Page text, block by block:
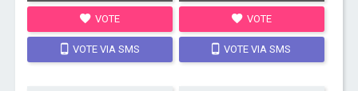
VOTE
VOTE VIA SMS
VOTE
VOTE VIA SMS